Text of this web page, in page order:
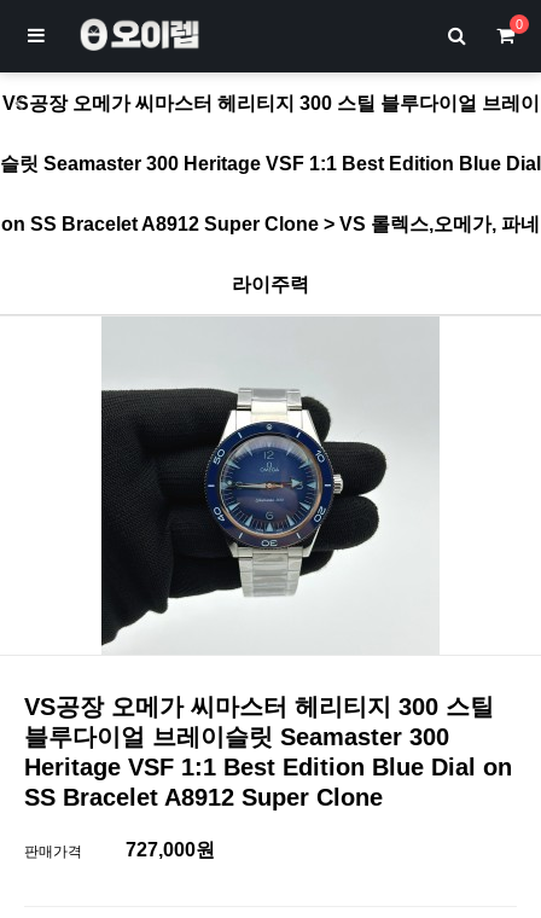
0
VS공장 오메가 씨마스터 헤리티지 300 스틸 블루다이얼 브레이
슬릿 Seamaster 300 Heritage VSF 1:1 Best Edition Blue Dial
on SS Bracelet A8912 Super Clone > VS 롤렉스,오메가, 파네
라이주력
VS공장 오메가 씨마스터 헤리티지 300 스틸
블루다이얼 브레이슬릿 Seamaster 300
Heritage VSF 1:1 Best Edition Blue Dial on
SS Bracelet A8912 Super Clone
판매가격 727,000원